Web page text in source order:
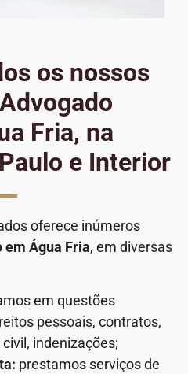
os nossos
Fria, na
e Interior
oferece inúmeros
em Água Fria, em diversas
em questões
pessoais, contratos,
indenizações;
prestamos serviços de